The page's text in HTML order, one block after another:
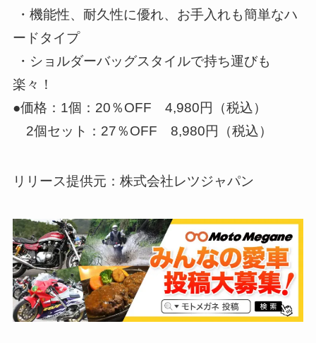
・機能性、耐久性に優れ、お手入れも簡単なハ
ードタイプ
・ショルダーバッグスタイルで持ち運びも
楽々！
●価格：1個：20％OFF 4,980円（税込）
2個セット：27％OFF 8,980円（税込）
リリース提供元：株式会社レツジャパン